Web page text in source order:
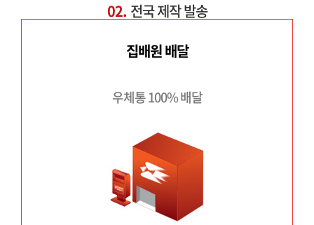
02. 전국 제작 발송
집배원 배달
우체통 100% 배달